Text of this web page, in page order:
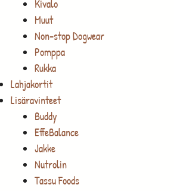
Kivalo
Muut
Non-stop Dogwear
Pomppa
Rukka
Lahjakortit
Lisäravinteet
Buddy
EffeBalance
Jakke
Nutrolin
Tassu Foods